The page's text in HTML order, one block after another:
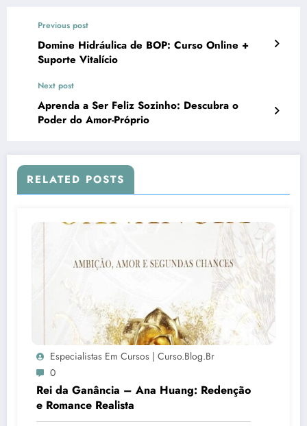
Previous post
Domine Hidráulica de BOP: Curso Online +
Suporte Vitalício
Next post
Aprenda a Ser Feliz Sozinho: Descubra o
Poder do Amor-Próprio
RELATED POSTS
Especialistas Em Cursos | Curso.blog.br
0
Rei da Ganância – Ana Huang: Redenção
e Romance Realista